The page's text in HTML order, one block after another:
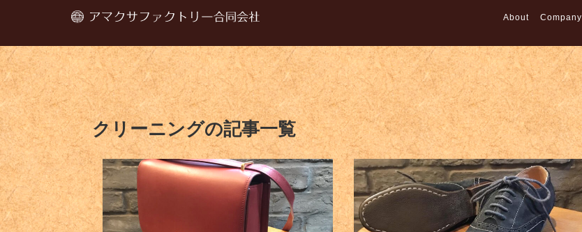
About Company
クリーニングの記事一覧